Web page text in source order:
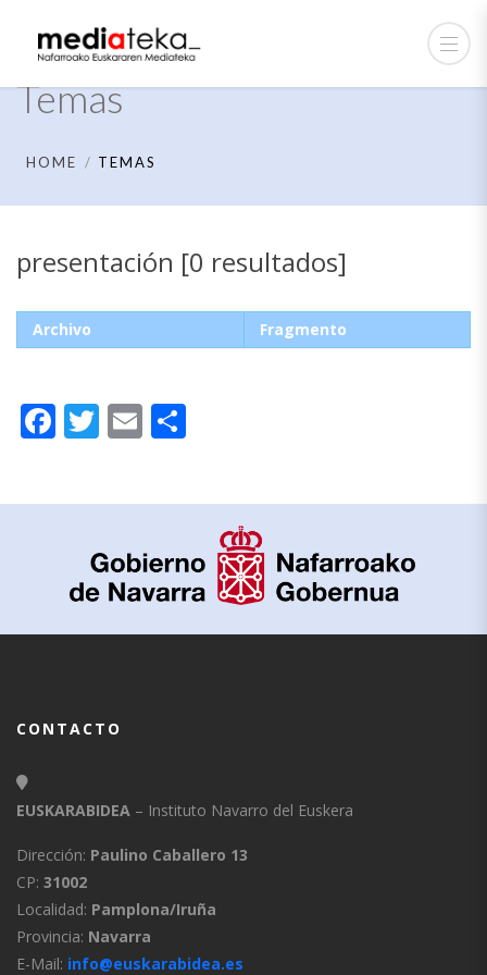
Temas
HOME TEMAS
presentación [0 resultados]
Archivo Fragmento
Facebook
Twitter
Email
CONTACTO
EUSKARABIDEA – Instituto Navarro del Euskera
Dirección: Paulino Caballero 13
CP: 31002
Localidad: Pamplona/Iruña
Provincia: Navarra
E-Mail: info@euskarabidea.es